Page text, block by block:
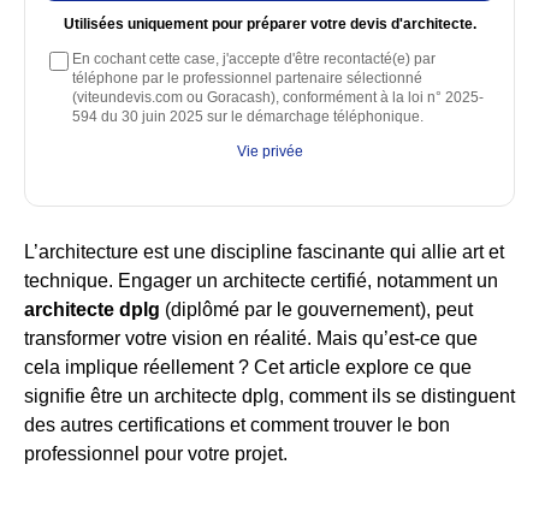
Utilisées uniquement pour préparer votre devis d'architecte.
En cochant cette case, j'accepte d'être recontacté(e) par
téléphone par le professionnel partenaire sélectionné
(viteundevis.com ou Goracash), conformément à la loi n° 2025-
594 du 30 juin 2025 sur le démarchage téléphonique.
Vie privée
L’architecture est une discipline fascinante qui allie art et
technique. Engager un architecte certifié, notamment un
architecte dplg (diplômé par le gouvernement), peut
transformer votre vision en réalité. Mais qu’est-ce que
cela implique réellement ? Cet article explore ce que
signifie être un architecte dplg, comment ils se distinguent
des autres certifications et comment trouver le bon
professionnel pour votre projet.